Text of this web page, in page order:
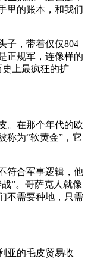
里的账本，和我们
子，带着仅仅804
正规军，连像样的
上最疯狂的扩
。在那个年代的欧
称为“软黄金”，它
符合军事逻辑，他
”。哥萨克人就像
不需要种地，只需
亚的毛皮贸易收